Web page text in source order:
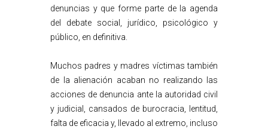
denuncias y que forme parte de la agenda
del debate social, jurídico, psicológico y
público, en definitiva.
Muchos padres y madres víctimas también
de la alienación acaban no realizando las
acciones de denuncia ante la autoridad civil
y judicial, cansados de burocracia, lentitud,
falta de eficacia y, llevado al extremo, incluso